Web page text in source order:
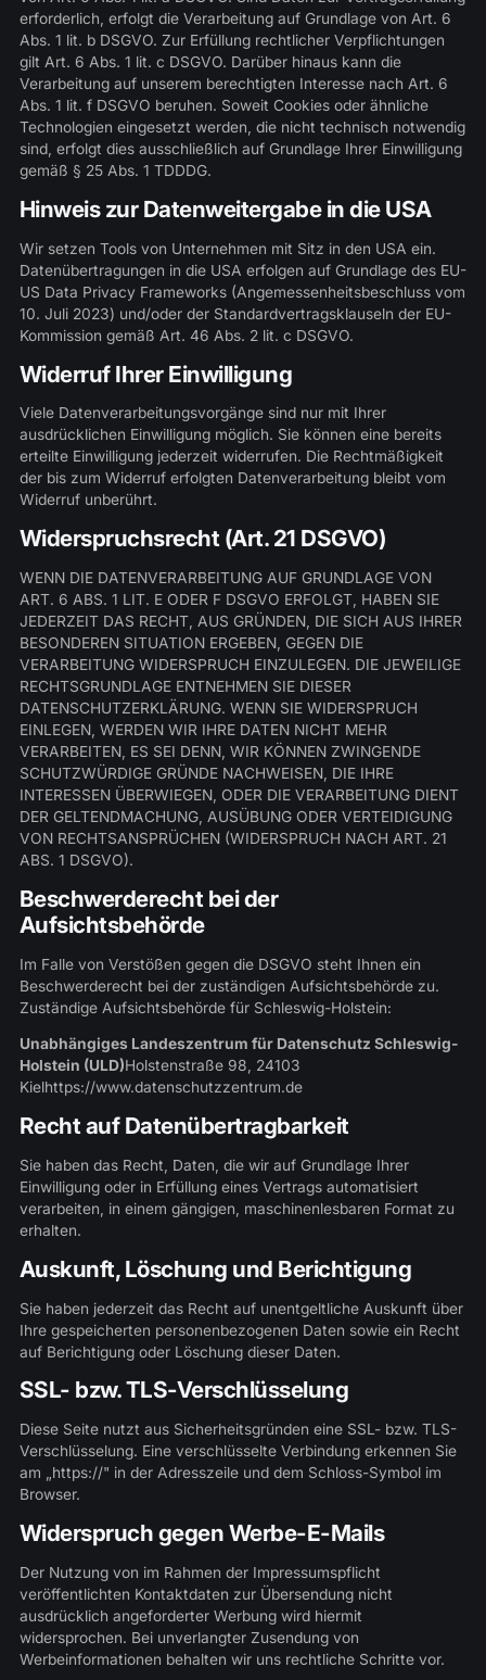
erforderlich, erfolgt die Verarbeitung auf Grundlage von Art. 6
Abs. 1 lit. b DSGVO. Zur Erfüllung rechtlicher Verpflichtungen
gilt Art. 6 Abs. 1 lit. c DSGVO. Darüber hinaus kann die
Verarbeitung auf unserem berechtigten Interesse nach Art. 6
Abs. 1 lit. f DSGVO beruhen. Soweit Cookies oder ähnliche
Technologien eingesetzt werden, die nicht technisch notwendig
sind, erfolgt dies ausschließlich auf Grundlage Ihrer Einwilligung
gemäß § 25 Abs. 1 TDDDG.
Hinweis zur Datenweitergabe in die USA
Wir setzen Tools von Unternehmen mit Sitz in den USA ein.
Datenübertragungen in die USA erfolgen auf Grundlage des EU-
US Data Privacy Frameworks (Angemessenheitsbeschluss vom
10. Juli 2023) und/oder der Standardvertragsklauseln der EU-
Kommission gemäß Art. 46 Abs. 2 lit. c DSGVO.
Widerruf Ihrer Einwilligung
Viele Datenverarbeitungsvorgänge sind nur mit Ihrer
ausdrücklichen Einwilligung möglich. Sie können eine bereits
erteilte Einwilligung jederzeit widerrufen. Die Rechtmäßigkeit
der bis zum Widerruf erfolgten Datenverarbeitung bleibt vom
Widerruf unberührt.
Widerspruchsrecht (Art. 21 DSGVO)
WENN DIE DATENVERARBEITUNG AUF GRUNDLAGE VON
ART. 6 ABS. 1 LIT. E ODER F DSGVO ERFOLGT, HABEN SIE
JEDERZEIT DAS RECHT, AUS GRÜNDEN, DIE SICH AUS IHRER
BESONDEREN SITUATION ERGEBEN, GEGEN DIE
VERARBEITUNG WIDERSPRUCH EINZULEGEN. DIE JEWEILIGE
RECHTSGRUNDLAGE ENTNEHMEN SIE DIESER
DATENSCHUTZERKLÄRUNG. WENN SIE WIDERSPRUCH
EINLEGEN, WERDEN WIR IHRE DATEN NICHT MEHR
VERARBEITEN, ES SEI DENN, WIR KÖNNEN ZWINGENDE
SCHUTZWÜRDIGE GRÜNDE NACHWEISEN, DIE IHRE
INTERESSEN ÜBERWIEGEN, ODER DIE VERARBEITUNG DIENT
DER GELTENDMACHUNG, AUSÜBUNG ODER VERTEIDIGUNG
VON RECHTSANSPRÜCHEN (WIDERSPRUCH NACH ART. 21
ABS. 1 DSGVO).
Beschwerderecht bei der
Aufsichtsbehörde
Im Falle von Verstößen gegen die DSGVO steht Ihnen ein
Beschwerderecht bei der zuständigen Aufsichtsbehörde zu.
Zuständige Aufsichtsbehörde für Schleswig-Holstein:
Unabhängiges Landeszentrum für Datenschutz Schleswig-
Holstein (ULD)Holstenstraße 98, 24103
Kielhttps://www.datenschutzzentrum.de
Recht auf Datenübertragbarkeit
Sie haben das Recht, Daten, die wir auf Grundlage Ihrer
Einwilligung oder in Erfüllung eines Vertrags automatisiert
verarbeiten, in einem gängigen, maschinenlesbaren Format zu
erhalten.
Auskunft, Löschung und Berichtigung
Sie haben jederzeit das Recht auf unentgeltliche Auskunft über
Ihre gespeicherten personenbezogenen Daten sowie ein Recht
auf Berichtigung oder Löschung dieser Daten.
SSL- bzw. TLS-Verschlüsselung
Diese Seite nutzt aus Sicherheitsgründen eine SSL- bzw. TLS-
Verschlüsselung. Eine verschlüsselte Verbindung erkennen Sie
am „https://" in der Adresszeile und dem Schloss-Symbol im
Browser.
Widerspruch gegen Werbe-E-Mails
Der Nutzung von im Rahmen der Impressumspflicht
veröffentlichten Kontaktdaten zur Übersendung nicht
ausdrücklich angeforderter Werbung wird hiermit
widersprochen. Bei unverlangter Zusendung von
Werbeinformationen behalten wir uns rechtliche Schritte vor.